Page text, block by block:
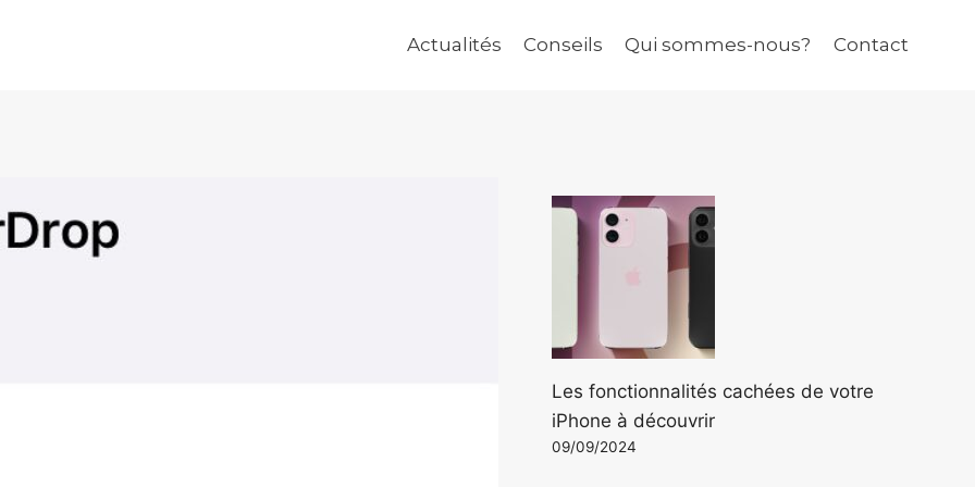
Actualités Conseils Qui sommes-nous? Contact
Les fonctionnalités cachées de votre
iPhone à découvrir
09/09/2024